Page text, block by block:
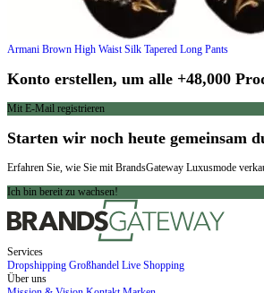
Armani Brown High Waist Silk Tapered Long Pants
Konto erstellen, um alle +48,000
Mit E-Mail registrieren
Starten wir noch heute gemeinsam
Erfahren Sie, wie Sie mit BrandsGateway Luxusmode
Ich bin bereit zu wachsen!
Services
Dropshipping Großhandel Live Shopping
Über uns